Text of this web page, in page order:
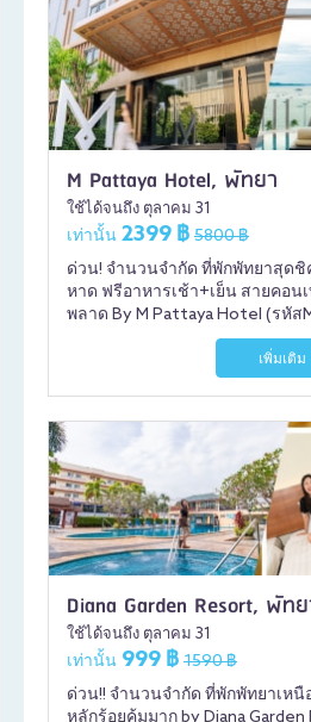
M Pattaya Hotel, พัทยา
ใช้ได้จนถึง ตุลาคม 31
เท่านั้น 2399 ฿ 5800 ฿
ด่วน! จำนวนจำกัด ที่พักพัทยาสุดชิ
หาด ฟรีอาหารเช้า+เย็น สายคอน
พลาด By M Pattaya Hotel (รหัส
เพิ่มเติม
Diana Garden Resort, พัท
ใช้ได้จนถึง ตุลาคม 31
เท่านั้น 999 ฿ 1590 ฿
ด่วน!! จำนวนจำกัด ที่พักพัทยาเหนื